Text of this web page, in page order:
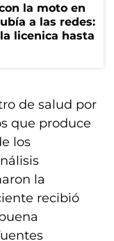
la moto en
a las redes:
licenica hasta
de salud por
que produce
los
la
recibió